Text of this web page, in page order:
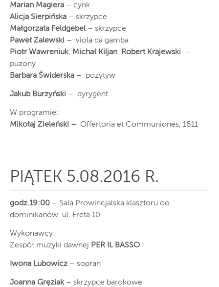
Marian Magiera – cynk
Alicja Sierpińska – skrzypce
Małgorzata Feldgebel – skrzypce
Paweł Zalewski – viola da gamba
Piotr Wawreniuk, Michał Kiljan, Robert Krajewski –
puzony
Barbara Świderska – pozytyw
Jakub Burzyński – dyrygent
W programie:
Mikołaj Zieleński – Offertoria et Communiones, 1611
PIĄTEK 5.08.2016 R.
godz.19:00 – Sala Prowincjalska klasztoru oo.
dominikanów, ul. Freta 10
Wykonawcy:
Zespół muzyki dawnej PER IL BASSO
Iwona Lubowicz – sopran
Joanna Gręziak– skrzypce barokowe